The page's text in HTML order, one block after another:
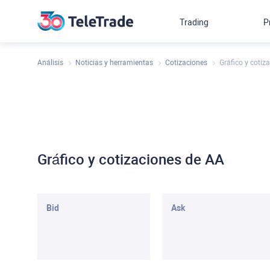
Análisis Noticias y herramientas Cotizaciones Gráfico y
Gráfico y cotizaciones de AA
Bid Ask
Trading